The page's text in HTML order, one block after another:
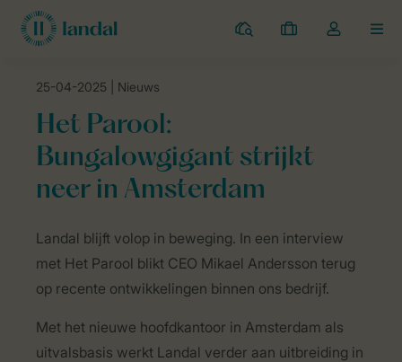
Campings
Mijn
Open
Landal Camping
25-04-2025 | Nieuws
Het Parool:
Bungalowgigant strijkt
neer in Amsterdam
Landal blijft volop in beweging. In een interview
met Het Parool blikt CEO Mikael Andersson terug
op recente ontwikkelingen binnen ons bedrijf.
Met het nieuwe hoofdkantoor in Amsterdam als
uitvalsbasis werkt Landal verder aan uitbreiding in